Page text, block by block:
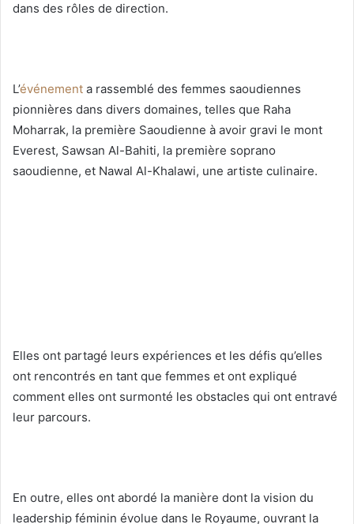
dans des rôles de direction.
L’événement a rassemblé des femmes saoudiennes
pionnières dans divers domaines, telles que Raha
Moharrak, la première Saoudienne à avoir gravi le mont
Everest, Sawsan Al-Bahiti, la première soprano
saoudienne, et Nawal Al-Khalawi, une artiste culinaire.
Elles ont partagé leurs expériences et les défis qu’elles
ont rencontrés en tant que femmes et ont expliqué
comment elles ont surmonté les obstacles qui ont entravé
leur parcours.
En outre, elles ont abordé la manière dont la vision du
leadership féminin évolue dans le Royaume, ouvrant la